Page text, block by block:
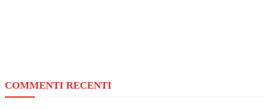
COMMENTI RECENTI